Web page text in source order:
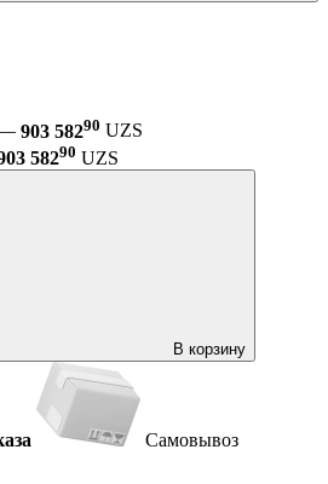
— 903 58290 UZS
58290 UZS
В корзину
Самовывоз